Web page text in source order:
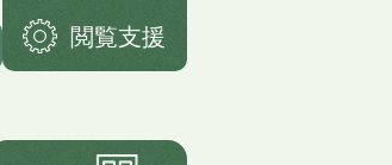
閲覧支援